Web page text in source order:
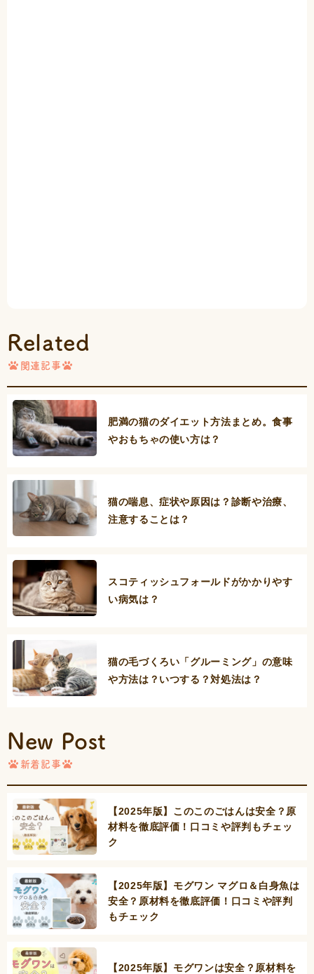
Related
関連記事
肥満の猫のダイエット方法まとめ。食事
やおもちゃの使い方は？
猫の喘息、症状や原因は？診断や治療、
注意することは？
スコティッシュフォールドがかかりやす
い病気は？
猫の毛づくろい「グルーミング」の意味
や方法は？いつする？対処法は？
New Post
新着記事
【2025年版】このこのごはんは安全？原
材料を徹底評価！口コミや評判もチェッ
ク
【2025年版】モグワン マグロ＆白身魚は
安全？原材料を徹底評価！口コミや評判
もチェック
【2025年版】モグワンは安全？原材料を